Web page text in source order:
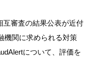
互審査の結果公表が近付
機関に求められる対策
について、評価を